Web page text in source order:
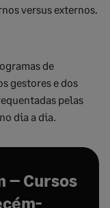
versus externos.
de
gestores e dos
pelas
dia a dia.
– Cursos